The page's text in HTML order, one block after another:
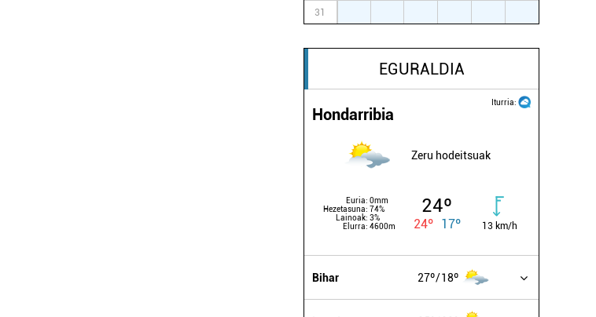
31
EGURALDIA
Iturria:
Hondarribia
Zeru hodeitsuak
Euria: 0mm
Hezetasuna: 74%
Lainoak: 3%
Elurra: 4600m
24º
24º 17º 13 km/h
Bihar 27º 18º